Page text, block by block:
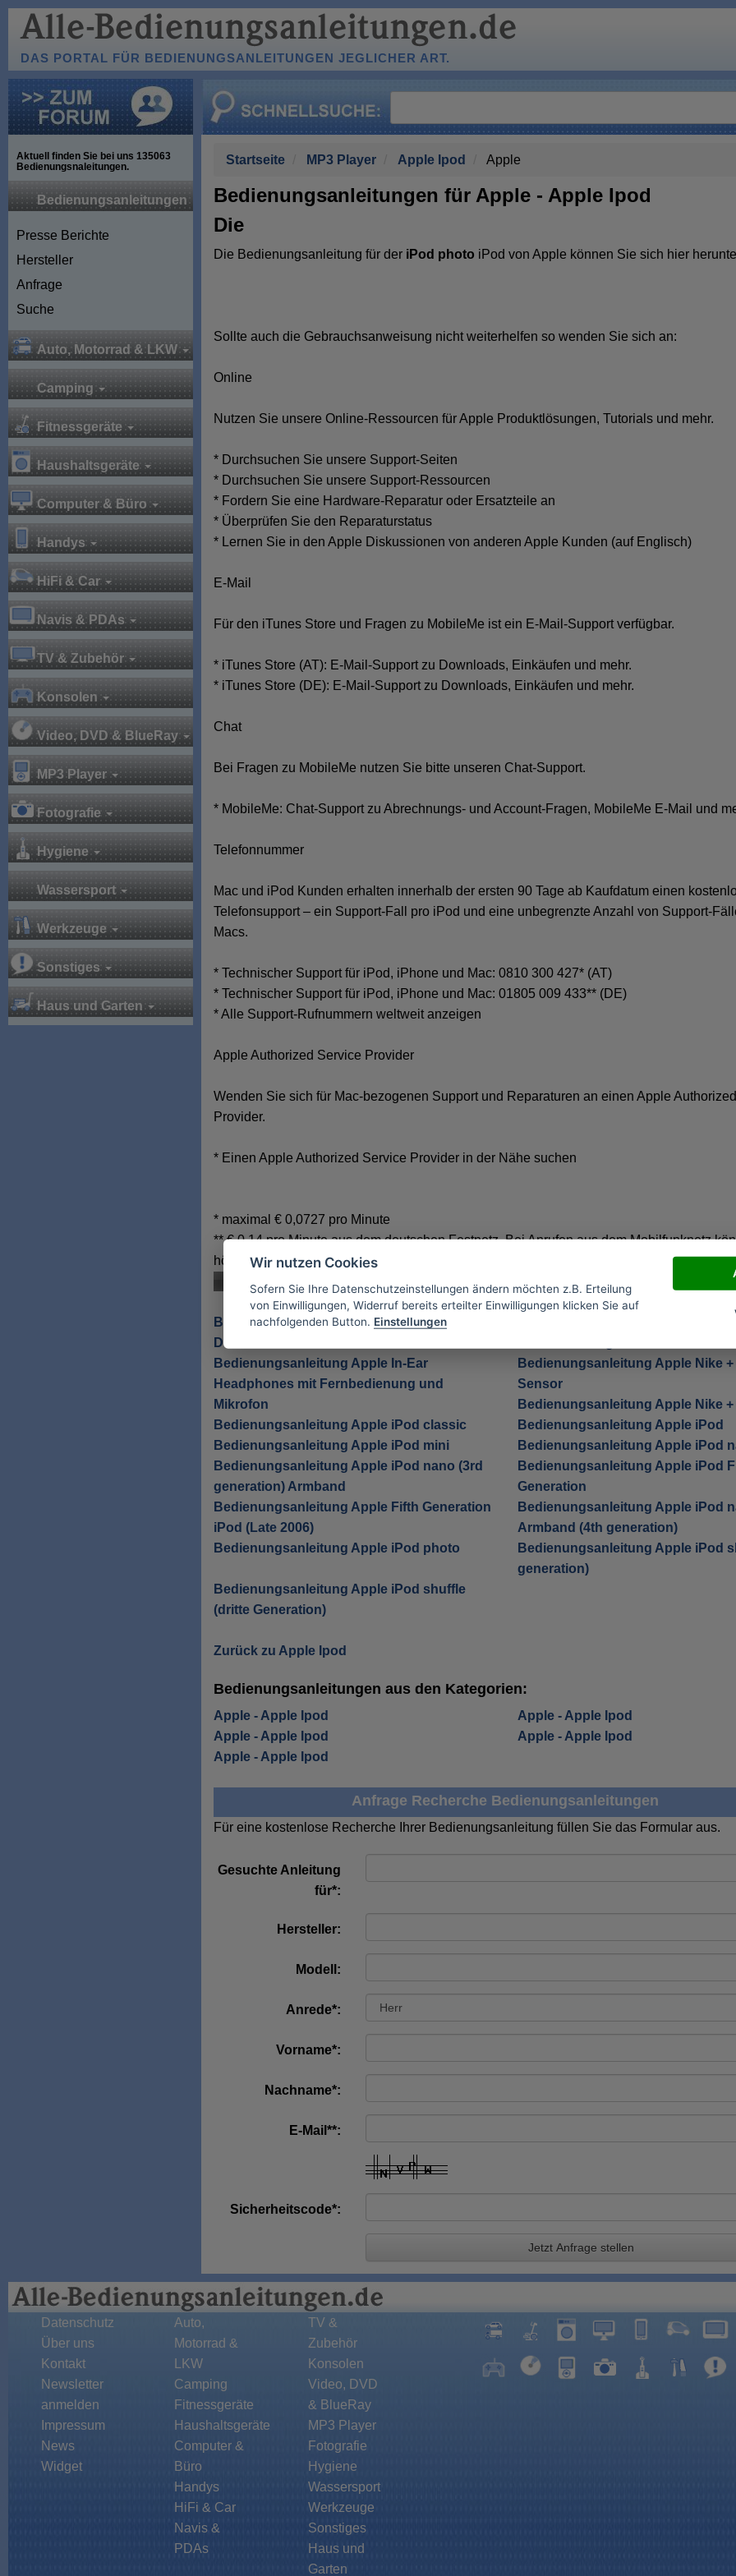
DAS PORTAL FÜR BEDIENUNGSANLEITUNGEN JEGLICHER ART.
Aktuell finden Sie bei uns 135063
Bedienungsnaleitungen.
Bedienungsanleitungen
Presse Berichte
Hersteller
Anfrage
Suche
Auto, Motorrad & LKW
Camping
Fitnessgeräte
Haushaltsgeräte
Computer & Büro
Handys
HiFi & Car
Navis & PDAs
TV & Zubehör
Konsolen
Video, DVD & BlueRay
MP3 Player
Fotografie
Hygiene
Wassersport
Werkzeuge
Sonstiges
Haus und Garten
Startseite MP3 Player Apple Ipod Apple
Bedienungsanleitungen für Apple - Apple Ipod
Die
Die Bedienungsanleitung für der iPod photo iPod von Apple können Sie sich hier
Sollte auch die Gebrauchsanweisung nicht weiterhelfen so wenden Sie sich an:
Online
Nutzen Sie unsere Online-Ressourcen für Apple Produktlösungen, Tutorials und mehr.
* Durchsuchen Sie unsere Support-Seiten
* Durchsuchen Sie unsere Support-Ressourcen
* Fordern Sie eine Hardware-Reparatur oder Ersatzteile an
* Überprüfen Sie den Reparaturstatus
* Lernen Sie in den Apple Diskussionen von anderen Apple Kunden (auf Englisch)
E-Mail
Für den iTunes Store und Fragen zu MobileMe ist ein E-Mail-Support verfügbar.
* iTunes Store (AT): E-Mail-Support zu Downloads, Einkäufen und mehr.
* iTunes Store (DE): E-Mail-Support zu Downloads, Einkäufen und mehr.
Chat
Bei Fragen zu MobileMe nutzen Sie bitte unseren Chat-Support.
* MobileMe: Chat-Support zu Abrechnungs- und Account-Fragen, MobileMe E-Mail und
Telefonnummer
Mac und iPod Kunden erhalten innerhalb der ersten 90 Tage ab Kaufdatum einen
Telefonsupport – ein Support-Fall pro iPod und eine unbegrenzte Anzahl von Support-
Macs.
* Technischer Support für iPod, iPhone und Mac: 0810 300 427* (AT)
* Technischer Support für iPod, iPhone und Mac: 01805 009 433** (DE)
* Alle Support-Rufnummern weltweit anzeigen
Apple Authorized Service Provider
Wenden Sie sich für Mac-bezogenen Support und Reparaturen an einen Apple
Provider.
* Einen Apple Authorized Service Provider in der Nähe suchen
* maximal € 0,0727 pro Minute
** € 0,14 pro Minute aus dem deutschen Festnetz. Bei Anrufen aus dem Mobilfunknetz
höhere Gebühren anfallen
Bedienungsanleitung Apple Apple Universal
Dock
Bedienungsanleitung Apple
Bedienungsanleitung Apple In-Ear
Headphones mit Fernbedienung und
Mikrofon
Bedienungsanleitung Apple Nike +
Sensor
Bedienungsanleitung Apple Nike +
Bedienungsanleitung Apple iPod classic
Bedienungsanleitung Apple iPod
Bedienungsanleitung Apple iPod mini
Bedienungsanleitung Apple iPod
Bedienungsanleitung Apple iPod nano (3rd
generation) Armband
Bedienungsanleitung Apple iPod
Generation
Bedienungsanleitung Apple Fifth Generation
iPod (Late 2006)
Bedienungsanleitung Apple iPod
Armband (4th generation)
Bedienungsanleitung Apple iPod photo
Bedienungsanleitung Apple iPod
generation)
Bedienungsanleitung Apple iPod shuffle
(dritte Generation)
Zurück zu Apple Ipod
Bedienungsanleitungen aus den Kategorien:
Apple - Apple Ipod
Apple - Apple Ipod
Apple - Apple Ipod
Apple - Apple Ipod
Apple - Apple Ipod
Anfrage Recherche Bedienungsanleitungen
Für eine kostenlose Recherche Ihrer Bedienungsanleitung füllen Sie das Formular aus.
Gesuchte Anleitung
für*:
Hersteller:
Modell:
Anrede*:
Vorname*:
Nachname*:
E-Mail**:
Sicherheitscode*:
Jetzt Anfrage stellen
Datenschutz
Über uns
Kontakt
Newsletter
anmelden
Impressum
News
Widget
Auto,
Motorrad &
LKW
Camping
Fitnessgeräte
Haushaltsgeräte
Computer &
Büro
Handys
HiFi & Car
Navis &
PDAs
TV &
Zubehör
Konsolen
Video, DVD
& BlueRay
MP3 Player
Fotografie
Hygiene
Wassersport
Werkzeuge
Sonstiges
Haus und
Garten
Wir nutzen Cookies
Sofern Sie Ihre Datenschutzeinstellungen ändern möchten z.B. Erteilung
von Einwilligungen, Widerruf bereits erteilter Einwilligungen klicken Sie auf
nachfolgenden Button. Einstellungen